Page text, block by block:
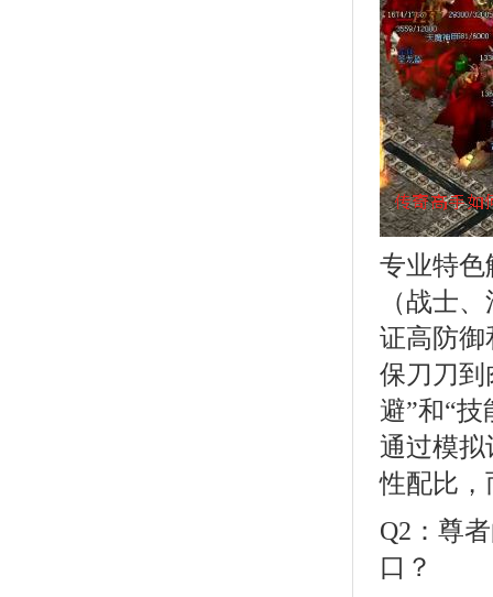
专业特色
（战士
证高防御
保刀刀到
避”和“
通过模拟
性配比，
Q2：尊
口？